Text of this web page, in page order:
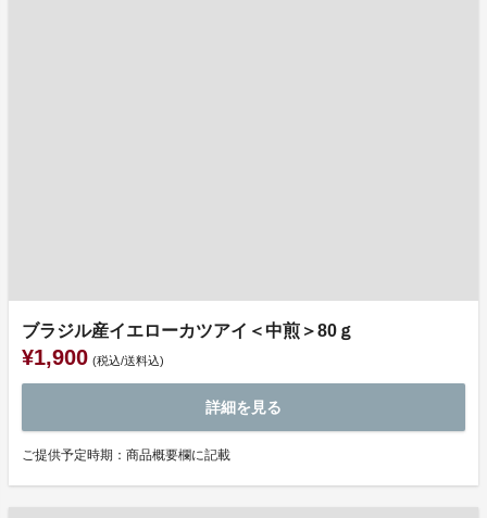
ブラジル産イエローカツアイ＜中煎＞80ｇ
¥1,900 (税込/送料込)
詳細を見る
ご提供予定時期：商品概要欄に記載